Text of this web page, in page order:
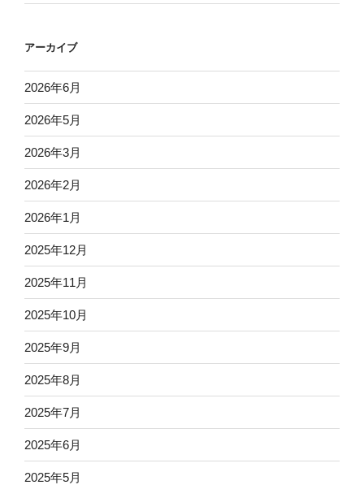
アーカイブ
2026年6月
2026年5月
2026年3月
2026年2月
2026年1月
2025年12月
2025年11月
2025年10月
2025年9月
2025年8月
2025年7月
2025年6月
2025年5月